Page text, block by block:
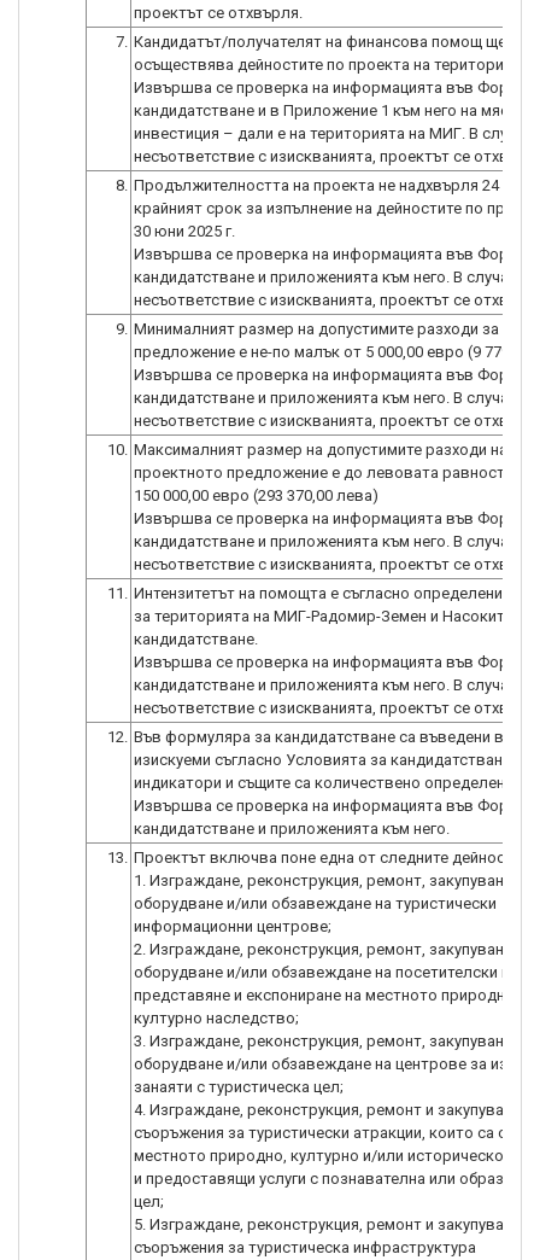
проектът се отхвърля.
7. Кандидатът/получателят на финансова помощ ще
осъществява дейностите по проекта на територията
Извършва се проверка на информацията във
кандидатстване и в Приложение 1 към него на
инвестиция – дали е на територията на МИГ. В случай
несъответствие с изискванията, проектът се
8. Продължителността на проекта не надхвърля 24
крайният срок за изпълнение на дейностите по
30 юни 2025 г.
Извършва се проверка на информацията във
кандидатстване и приложенията към него. В случай на
несъответствие с изискванията, проектът се
9. Минималният размер на допустимите разходи за
предложение е не-по малък от 5 000,00 евро (9 779,00
Извършва се проверка на информацията във
кандидатстване и приложенията към него. В случай на
несъответствие с изискванията, проектът се
10. Максималният размер на допустимите разходи на
проектното предложение е до левовата
150 000,00 евро (293 370,00 лева)
Извършва се проверка на информацията във
кандидатстване и приложенията към него. В случай на
11. Интензитетът на помощта е съгласно определения в
за територията на МИГ-Радомир-Земен и Насоките за
кандидатстване.
Извършва се проверка на информацията във
кандидатстване и приложенията към него. В случай на
12. Във формуляра за кандидатстване са въведени
изискуеми съгласно Условията за кандидатстване
индикатори и същите са количествено определени.
Извършва се проверка на информацията във
кандидатстване и приложенията към него.
13. Проектът включва поне една от следните дейности:
1. Изграждане, реконструкция, ремонт, закупуване на
оборудване и/или обзавеждане на туристически
информационни центрове;
2. Изграждане, реконструкция, ремонт, закупуване на
оборудване и/или обзавеждане на посетителски
представяне и експониране на местното природно и
културно наследство;
3. Изграждане, реконструкция, ремонт, закупуване на
оборудване и/или обзавеждане на центрове за
занаяти с туристическа цел;
4. Изграждане, реконструкция, ремонт и закупуване на
съоръжения за туристически атракции, които са
местното природно, културно и/или историческо
и предоставящи услуги с познавателна или
цел;
5. Изграждане, реконструкция, ремонт и закупуване на
съоръжения за туристическа инфраструктура